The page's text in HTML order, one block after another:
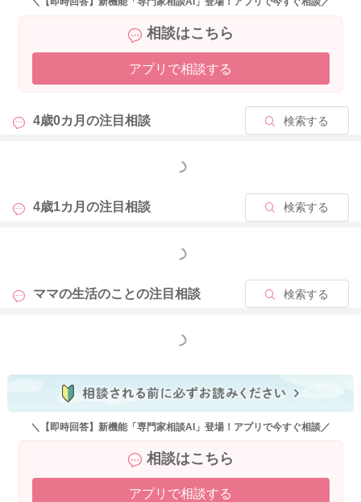
相談はこちら
アプリで相談する
4歳0カ月の注目相談 検索する
もっと見る
4歳1カ月の注目相談 検索する
もっと見る
ママの生活のことの注目相談 検索する
もっと見る
＼【即時回答】新機能「専門家相談AI」登場！アプリで今すぐ相談／
相談はこちら
アプリで相談する